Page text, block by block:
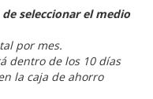
seleccionar el medio
por mes.
dentro de los 10 días
la caja de ahorro